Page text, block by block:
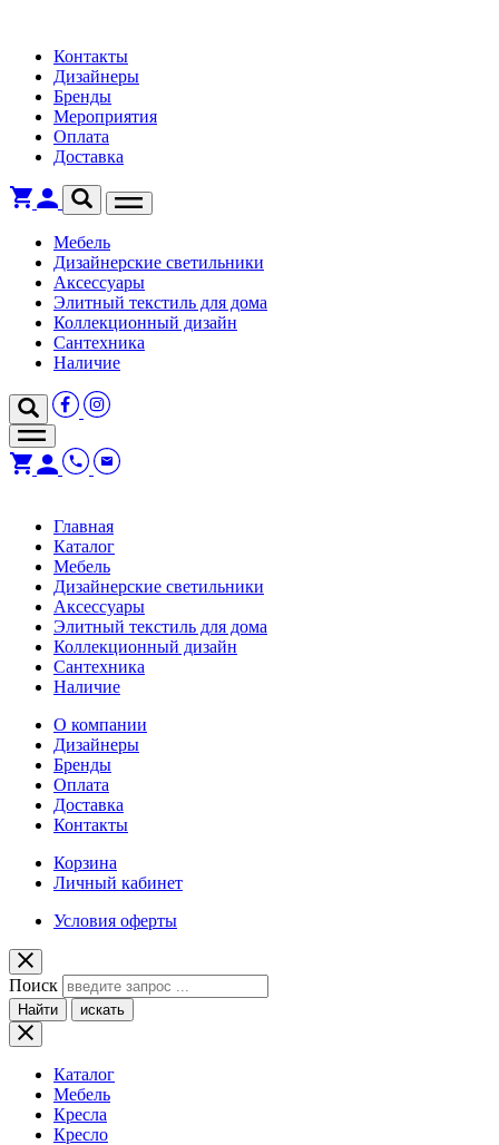
Контакты
Дизайнеры
Бренды
Мероприятия
Оплата
Доставка
Мебель
Дизайнерские светильники
Аксессуары
Элитный текстиль для дома
Коллекционный дизайн
Сантехника
Наличие
Главная
Каталог
Мебель
Дизайнерские светильники
Аксессуары
Элитный текстиль для дома
Коллекционный дизайн
Сантехника
Наличие
О компании
Дизайнеры
Бренды
Оплата
Доставка
Контакты
Корзина
Личный кабинет
Условия оферты
Поиск
Найти искать
Каталог
Мебель
Кресла
Кресло